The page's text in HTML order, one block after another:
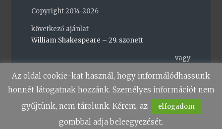
Copyright 2014-2026
következő ajánlat
William Shakespeare – 29. szonett
vagy
vissza a főoldalra
Az oldal cookie-kat használ, hogy informálódhassunk
honnét látogatnak hozzánk. Személyes információt nem
gyűjtünk, nem tárolunk. Kérem, az
elfogadom
gombbal adja beleegyezését.